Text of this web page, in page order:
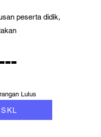
peserta didik,
Lulus